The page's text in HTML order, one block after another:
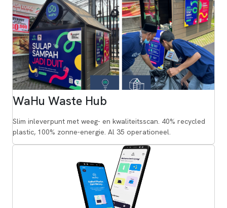
WaHu Waste Hub
Slim inleverpunt met weeg- en kwaliteitsscan. 40% recycled
plastic, 100% zonne-energie. Al 35 operationeel.